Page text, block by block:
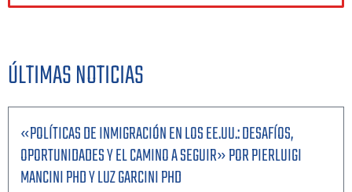
ÚLTIMAS NOTICIAS
«POLÍTICAS DE INMIGRACIÓN EN LOS EE.UU.: DESAFÍOS,
OPORTUNIDADES Y EL CAMINO A SEGUIR» POR PIERLUIGI
MANCINI PHD Y LUZ GARCINI PHD